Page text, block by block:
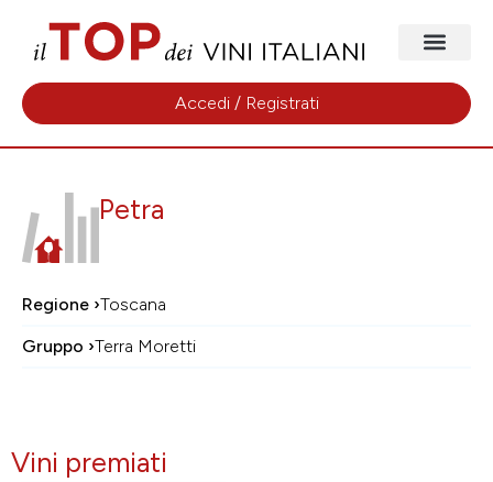
Accedi / Registrati
Petra
Regione ›Toscana
Gruppo ›Terra Moretti
Vini premiati